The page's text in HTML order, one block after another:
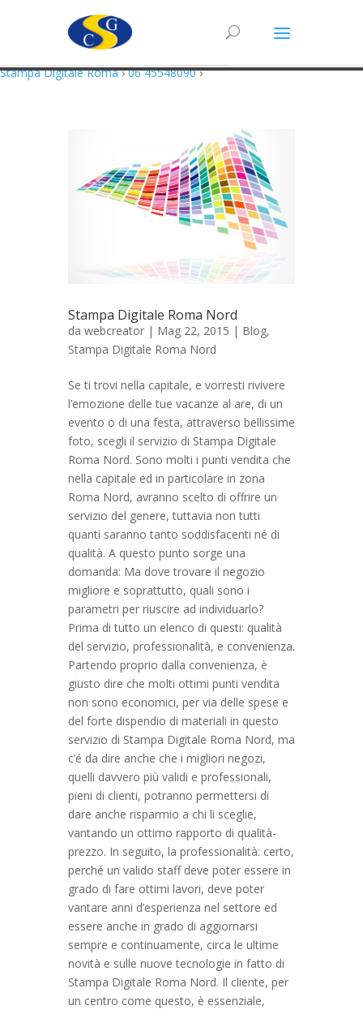
Stampa Digitale Roma›06 45548090›
Stampa Digitale Roma Nord
da webcreator | Mag 22, 2015 | Blog,
Stampa Digitale Roma Nord
Se ti trovi nella capitale, e vorresti rivivere
l’emozione delle tue vacanze al are, di un
evento o di una festa, attraverso bellissime
foto, scegli il servizio di Stampa Digitale
Roma Nord. Sono molti i punti vendita che
nella capitale ed in particolare in zona
Roma Nord, avranno scelto di offrire un
servizio del genere, tuttavia non tutti
quanti saranno tanto soddisfacenti né di
qualità. A questo punto sorge una
domanda: Ma dove trovare il negozio
migliore e soprattutto, quali sono i
parametri per riuscire ad individuarlo?
Prima di tutto un elenco di questi: qualità
del servizio, professionalità, e convenienza.
Partendo proprio dalla convenienza, è
giusto dire che molti ottimi punti vendita
non sono economici, per via delle spese e
del forte dispendio di materiali in questo
servizio di Stampa Digitale Roma Nord, ma
c’é da dire anche che i migliori negozi,
quelli davvero più validi e professionali,
pieni di clienti, potranno permettersi di
dare anche risparmio a chi li sceglie,
vantando un ottimo rapporto di qualità-
prezzo. In seguito, la professionalità: certo,
perché un valido staff deve poter essere in
grado di fare ottimi lavori, deve poter
vantare anni d’esperienza nel settore ed
essere anche in grado di aggiornarsi
sempre e continuamente, circa le ultime
novità e sulle nuove tecnologie in fatto di
Stampa Digitale Roma Nord. Il cliente, per
un centro come questo, è essenziale,
Questo sito utilizza cookie in conformità alla policy e cookie che rientrano
nella responsabilità di terze parti. Proseguendo nella navigazione
acconsenti all’utilizzo di cookie.